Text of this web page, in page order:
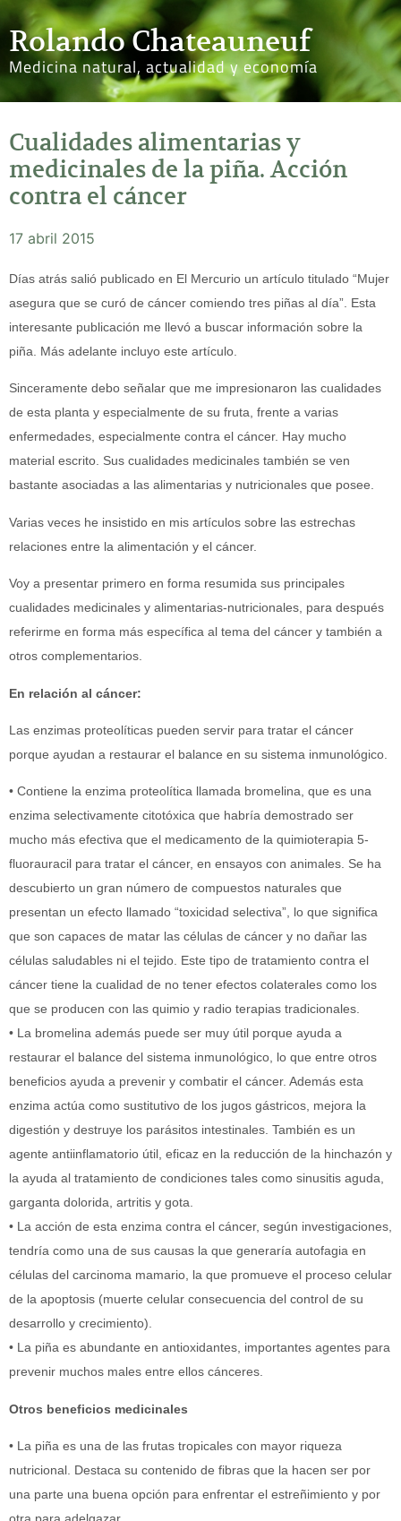
Rolando Chateauneuf
Medicina natural, actualidad y economía
Cualidades alimentarias y
medicinales de la piña. Acción
contra el cáncer
17 abril 2015
Días atrás salió publicado en El Mercurio un artículo titulado “Mujer
asegura que se curó de cáncer comiendo tres piñas al día”. Esta
interesante publicación me llevó a buscar información sobre la
piña. Más adelante incluyo este artículo.
Sinceramente debo señalar que me impresionaron las cualidades
de esta planta y especialmente de su fruta, frente a varias
enfermedades, especialmente contra el cáncer. Hay mucho
material escrito. Sus cualidades medicinales también se ven
bastante asociadas a las alimentarias y nutricionales que posee.
Varias veces he insistido en mis artículos sobre las estrechas
relaciones entre la alimentación y el cáncer.
Voy a presentar primero en forma resumida sus principales
cualidades medicinales y alimentarias-nutricionales, para después
referirme en forma más específica al tema del cáncer y también a
otros complementarios.
En relación al cáncer:
Las enzimas proteolíticas pueden servir para tratar el cáncer
porque ayudan a restaurar el balance en su sistema inmunológico.
• Contiene la enzima proteolítica llamada bromelina, que es una
enzima selectivamente citotóxica que habría demostrado ser
mucho más efectiva que el medicamento de la quimioterapia 5-
fluorauracil para tratar el cáncer, en ensayos con animales. Se ha
descubierto un gran número de compuestos naturales que
presentan un efecto llamado “toxicidad selectiva”, lo que significa
que son capaces de matar las células de cáncer y no dañar las
células saludables ni el tejido. Este tipo de tratamiento contra el
cáncer tiene la cualidad de no tener efectos colaterales como los
que se producen con las quimio y radio terapias tradicionales.
• La bromelina además puede ser muy útil porque ayuda a
restaurar el balance del sistema inmunológico, lo que entre otros
beneficios ayuda a prevenir y combatir el cáncer. Además esta
enzima actúa como sustitutivo de los jugos gástricos, mejora la
digestión y destruye los parásitos intestinales. También es un
agente antiinflamatorio útil, eficaz en la reducción de la hinchazón y
la ayuda al tratamiento de condiciones tales como sinusitis aguda,
garganta dolorida, artritis y gota.
• La acción de esta enzima contra el cáncer, según investigaciones,
tendría como una de sus causas la que generaría autofagia en
células del carcinoma mamario, la que promueve el proceso celular
de la apoptosis (muerte celular consecuencia del control de su
desarrollo y crecimiento).
• La piña es abundante en antioxidantes, importantes agentes para
prevenir muchos males entre ellos cánceres.
Otros beneficios medicinales
• La piña es una de las frutas tropicales con mayor riqueza
nutricional. Destaca su contenido de fibras que la hacen ser por
una parte una buena opción para enfrentar el estreñimiento y por